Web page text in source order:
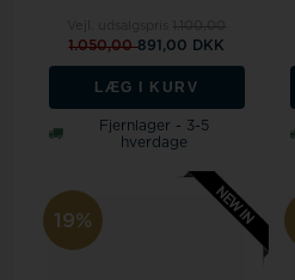
1.050,00891,00 DKK
LÆG I KURV
Fjernlager - 3-5
hverdage
19%